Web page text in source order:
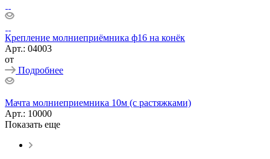
Крепление молниеприёмника ф16 на конёк
Арт.: 04003
от
Подробнее
Мачта молниеприемника 10м (с растяжками)
Арт.: 10000
Показать еще